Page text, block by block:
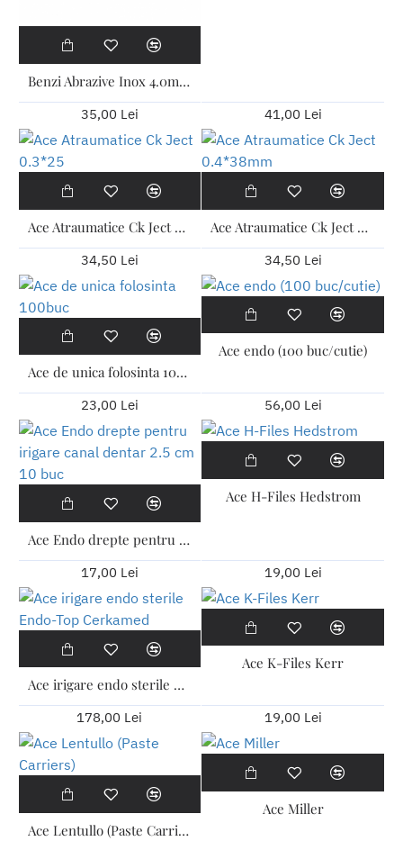
Benzi Abrazive Inox 4.0mm, 12 buc./pachet
35,00 Lei 41,00 Lei
Ace Atraumatice Ck Ject 0.3*25
34,50 Lei
Ace Atraumatice Ck Ject 0.4*38mm
34,50 Lei
Ace de unica folosinta 100buc
23,00 Lei
Ace endo (100 buc/cutie)
56,00 Lei
Ace Endo drepte pentru irigare canal dentar 2.5 cm 10 buc
17,00 Lei
Ace H-Files Hedstrom
19,00 Lei
Ace irigare endo sterile Endo-Top Cerkamed
178,00 Lei
Ace K-Files Kerr
19,00 Lei
Ace Lentullo (Paste Carriers)
Ace Miller